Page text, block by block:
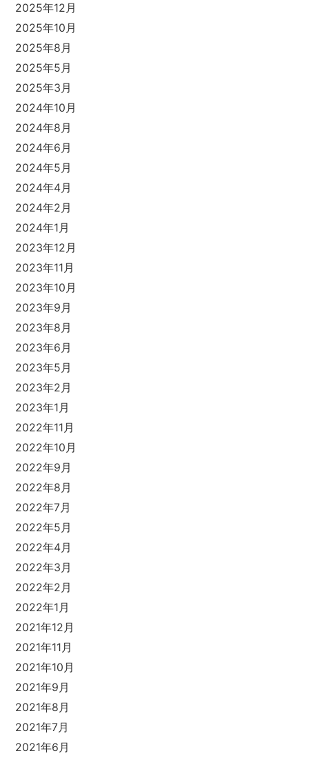
2025年12月
2025年10月
2025年8月
2025年5月
2025年3月
2024年10月
2024年8月
2024年6月
2024年5月
2024年4月
2024年2月
2024年1月
2023年12月
2023年11月
2023年10月
2023年9月
2023年8月
2023年6月
2023年5月
2023年2月
2023年1月
2022年11月
2022年10月
2022年9月
2022年8月
2022年7月
2022年5月
2022年4月
2022年3月
2022年2月
2022年1月
2021年12月
2021年11月
2021年10月
2021年9月
2021年8月
2021年7月
2021年6月